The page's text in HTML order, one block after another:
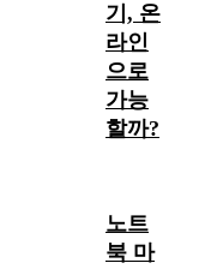
기, 온
라인
으로
가능
할까?
노트
북 마